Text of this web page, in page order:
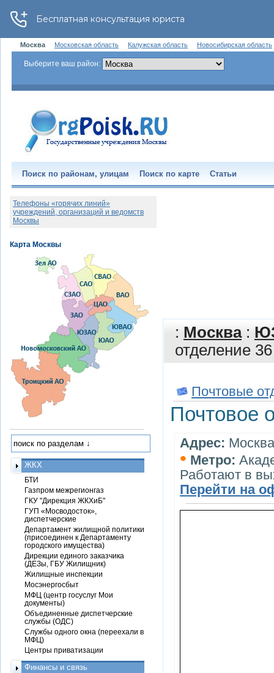
Москва Московская область Калужская область Новосибирская область
Выберите ваш район:
Поиск по районам, улицам Поиск по карте Статьи
: Москва:
отделение 36
Почтовые
Почтовое
Адрес:
• Метро:
Работают в
Перейти на
Телефоны «горячих линий»
учреждений, организаций и ведомств
Москвы
ЖКХ
БТИ
Газпром межрегионгаз
ГКУ "Дирекция ЖКХиБ"
ГУП «Мосводосток»,
диспетчерские
Департамент жилищной политики
(присоединен к Департаменту
городского имущества)
Дирекции единого заказчика
(ДЕЗы, ГБУ Жилищник)
Жилищные инспекции
Мосэнергосбыт
МФЦ (центр госуслуг Мои
документы)
Объединенные диспетчерские
службы (ОДС)
Службы одного окна (переехали в
МФЦ)
Центры приватизации
Финансы и связь